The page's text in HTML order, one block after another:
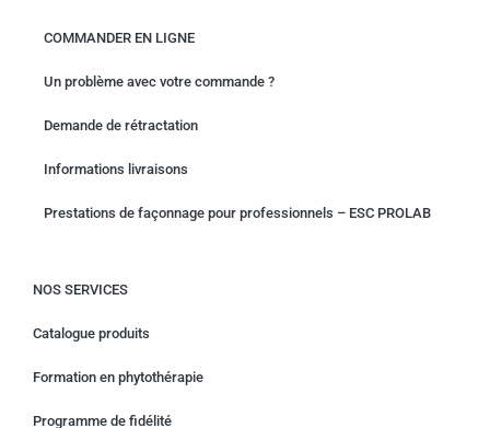
COMMANDER EN LIGNE
Un problème avec votre commande ?
Demande de rétractation
Informations livraisons
Prestations de façonnage pour professionnels – ESC PROLAB
NOS SERVICES
Catalogue produits
Formation en phytothérapie
Programme de fidélité